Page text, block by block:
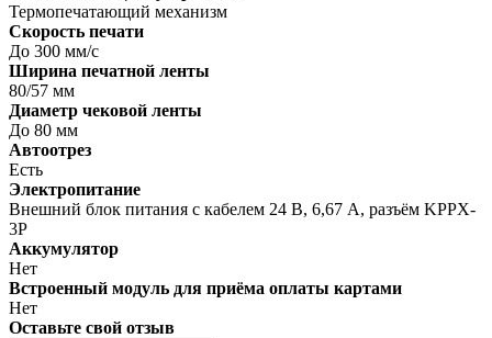
Термопечатающий механизм
Скорость печати
До 300 мм/с
Ширина печатной ленты
80/57 мм
Диаметр чековой ленты
До 80 мм
Автоотрез
Есть
Электропитание
Внешний блок питания с кабелем 24 В, 6,67 А, разъём KPPX-
3P
Аккумулятор
Нет
Встроенный модуль для приёма оплаты картами
Нет
Оставьте свой отзыв